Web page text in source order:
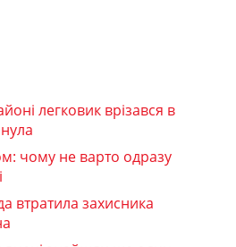
легковик врізався в
чому не варто одразу
втратила захисника